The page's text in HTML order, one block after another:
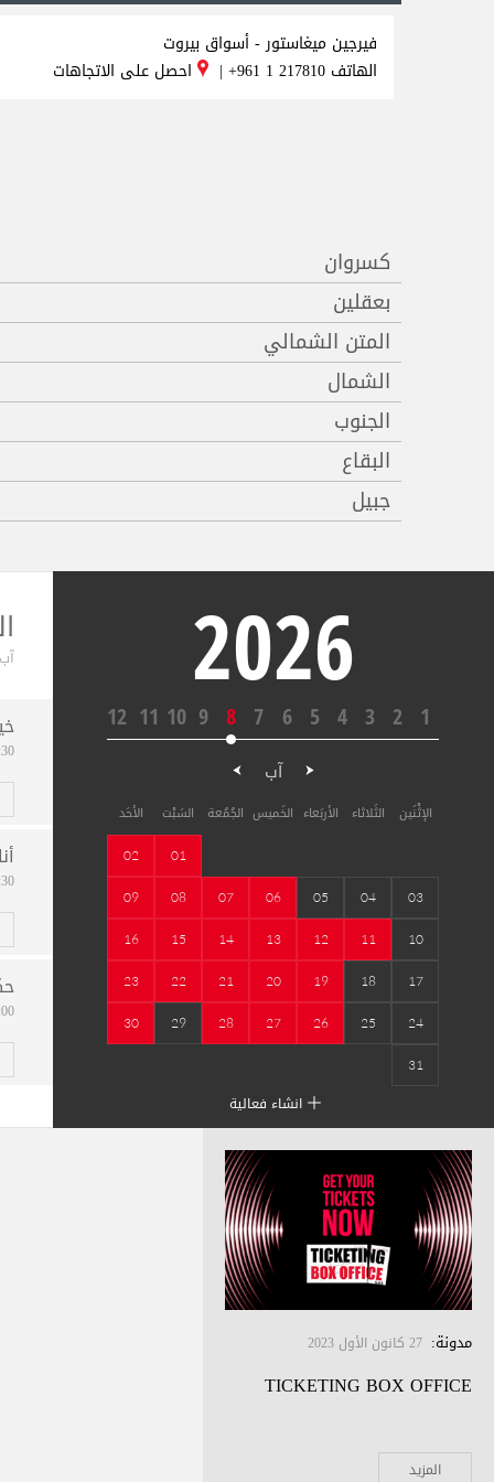
فيرجين ميغاستور - أسواق بيروت
الهاتف+961 1 217810
| احصل على الاتجاهات
كسروان
بعقلين
المتن الشمالي
الشمال
الجنوب
البقاع
جبيل
2026
1
2
3
4
5
6
7
8
9
10
11
12
آب
الإثْنَين الثَلاثاء الأربَعاء الخَميس الجُمُعة السَبْت الأحَد
01
02
03
04
05
06
07
08
09
10
11
12
13
14
15
16
17
18
19
20
21
22
23
24
25
26
27
28
29
30
31
انشاء فعالية
آب 06,2026
مدونة: 27 كانون الأول 2023
TICKETING BOX OFFICE
المزيد